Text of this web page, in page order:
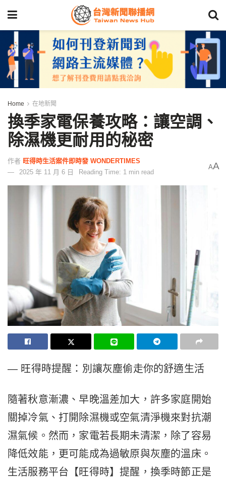
Home 在地新聞
換季家電保養攻略：讓空調、
除濕機更耐用的秘密
作者 旺得時生活案件即時發 WONDERTIMES
2025 年 11 月 6 日
Reading Time: 1 min read
AA
— 旺得時提醒：別讓灰塵偷走你的舒適生活
隨著秋意漸濃、早晚溫差加大，許多家庭開始
關掉冷氣、打開除濕機或空氣清淨機來對抗潮
濕氣候。然而，家電若長期未清潔，除了容易
降低效能，更可能成為過敏原與灰塵的溫床。
生活服務平台【旺得時】提醒，換季時節正是